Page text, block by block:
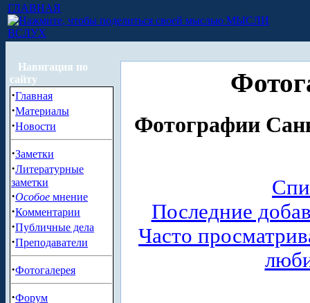
ГЛАВНАЯ
МЫСЛИ
ВСЛУХ
Навигация по
сайту
·Главная
·Материалы
·Новости
·Заметки
·Литературные
заметки
·Особое мнение
·Комментарии
·Публичные дела
·Преподаватели
·Фотогалерея
·Форум
Фотографии
Последние
Часто